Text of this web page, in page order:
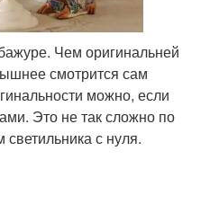
Чем оригинальней
смотрится сам
можно, если
Это не так сложно по
с нуля.